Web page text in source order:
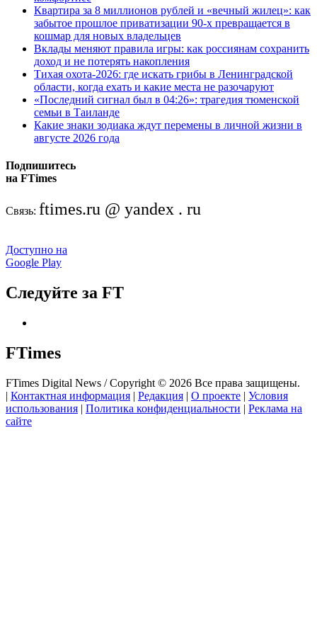
Квартира за 8 миллионов рублей и «вечный жилец»: как
забытое прошлое приватизации 90-х превращается в
кошмар для новых владельцев
Вклады меняют правила игры: как россиянам сохранить
доход и не потерять накопления
Тихая охота-2026: где искать грибы в Ленинградской
области, когда ехать и какие места не разочаруют
«Последний сигнал был в 04:26»: трагедия тюменской
семьи в Таиланде
Какие знаки зодиака ждут перемены в личной жизни в
августе 2026 года
Подпишитесь
на FTimes
Связь: ftimes.ru @ yandex . ru
Доступно на
Google Play
Следуйте за FT
FTimes
FTimes Digital News / Copyright © 2026 Все права защищены.
| Контактная информация | Редакция | О проекте | Условия
использования | Политика конфиденциальности | Реклама на
сайте